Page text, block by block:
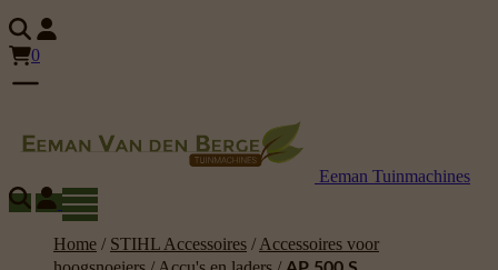
0
Eeman Tuinmachines
Home / STIHL Accessoires / Accessoires voor